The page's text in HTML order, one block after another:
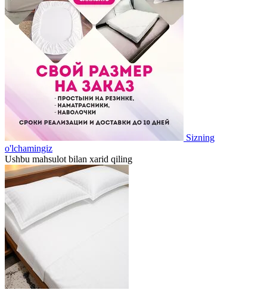
Sizning
o'lchamingiz
Ushbu mahsulot bilan xarid qiling